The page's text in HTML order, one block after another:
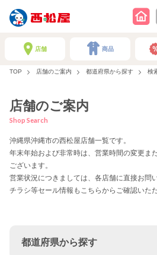
店舗 商品
TOP 店舗のご案内 都道府県から探す 検
店舗のご案内
Shop Search
沖縄県沖縄市の西松屋店舗一覧です。
年末年始および非常時は、営業時間の変更ま
ございます。
営業状況につきましては、各店舗に直接お問
チラシ等セール情報もこちらからご確認いた
都道府県から探す